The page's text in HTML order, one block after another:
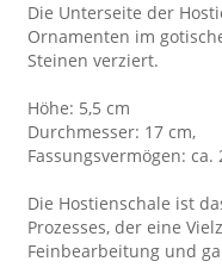
Die Unterseite der
Ornamenten im
Steinen verziert.
Höhe: 5,5 cm
Durchmesser: 17 cm,
Fassungsvermögen: ca.
Die Hostienschale ist
Prozesses, der eine
Feinbearbeitung und